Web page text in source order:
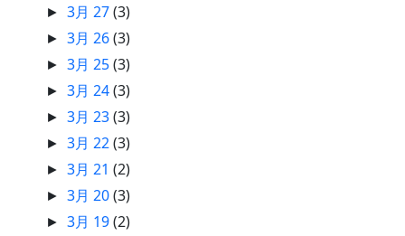
►3月 27(3)
►3月 26(3)
►3月 25(3)
►3月 24(3)
►3月 23(3)
►3月 22(3)
►3月 21(2)
►3月 20(3)
►3月 19(2)